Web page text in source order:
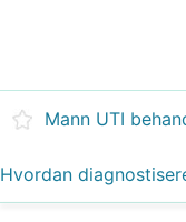
Mann UTI
Hvordan